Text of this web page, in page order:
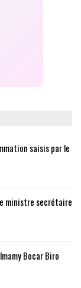
saisis par le
ministre secrétaire
Bocar Biro